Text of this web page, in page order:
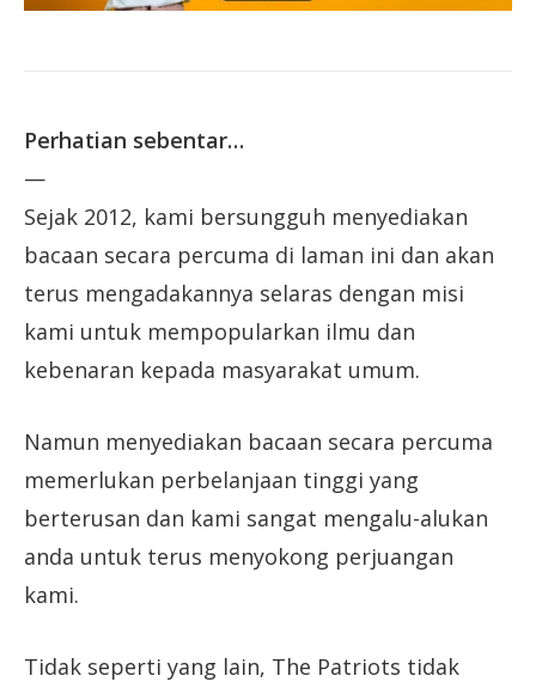
Perhatian sebentar…
—
Sejak 2012, kami bersungguh menyediakan
bacaan secara percuma di laman ini dan akan
terus mengadakannya selaras dengan misi
kami untuk mempopularkan ilmu dan
kebenaran kepada masyarakat umum.
Namun menyediakan bacaan secara percuma
memerlukan perbelanjaan tinggi yang
berterusan dan kami sangat mengalu-alukan
anda untuk terus menyokong perjuangan
kami.
Tidak seperti yang lain, The Patriots tidak